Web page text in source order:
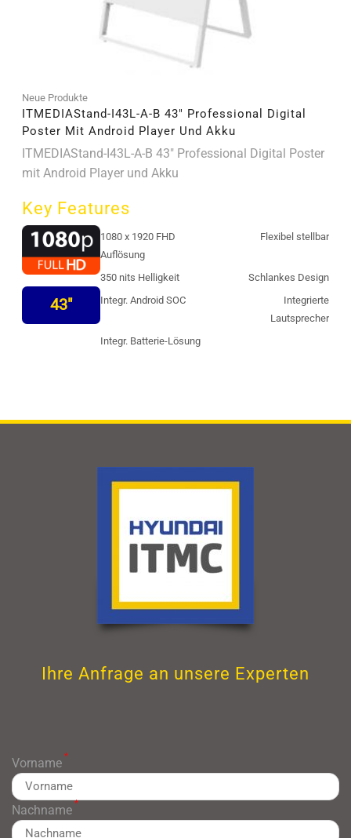
Neue Produkte
ITMEDIAStand-I43L-A-B 43″ Professional Digital
Poster Mit Android Player Und Akku
ITMEDIAStand-I43L-A-B 43" Professional Digital Poster
mit Android Player und Akku
Key Features
43"
1080 x 1920 FHD
Auflösung
Flexibel stellbar
350 nits Helligkeit
Schlankes Design
Integr. Android SOC
Integrierte
Lautsprecher
Integr. Batterie-Lösung
Ihre Anfrage an unsere Experten
Vorname *
Nachname*